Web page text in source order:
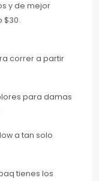
y de mejor
$30.
correr a partir
para damas
a tan solo
tienes los